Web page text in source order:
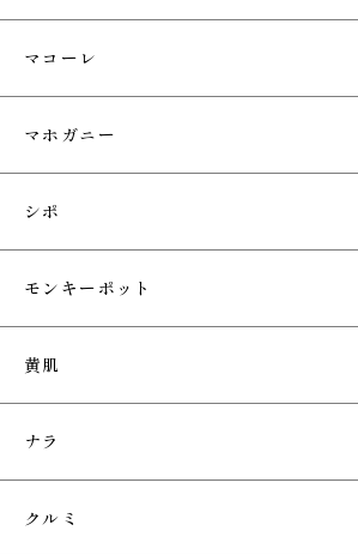
マコーレ
マホガニー
シポ
モンキーポット
黄肌
ナラ
クルミ